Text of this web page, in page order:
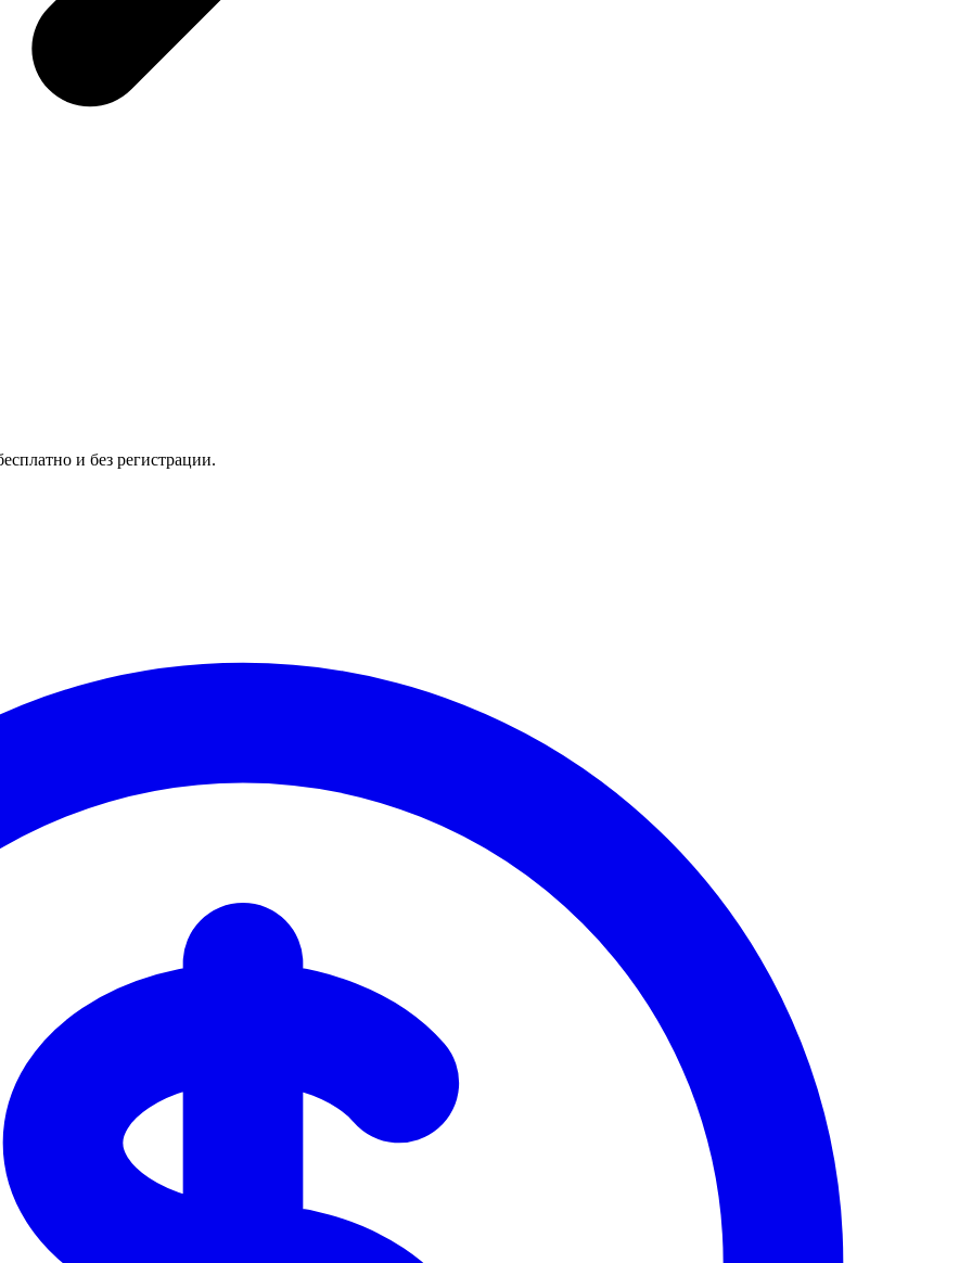
и без регистрации.